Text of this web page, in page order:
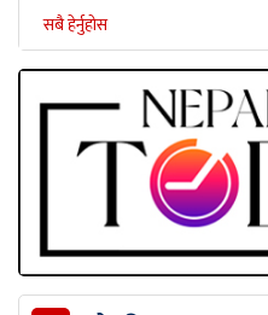
सबै हेर्नुहोस